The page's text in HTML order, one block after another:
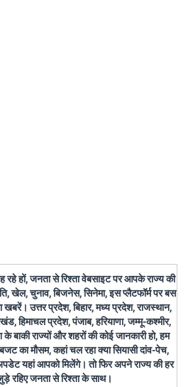
हों, जनता से रिश्ता वेबसाइट पर आपके राज्य की
खेल, चुनाव, बिजनेस, सिनेमा, इस प्लैटफॉर्म पर बस
खबरें। उत्तर प्रदेश, बिहार, मध्य प्रदेश, राजस्थान,
हिमाचल प्रदेश, पंजाब, हरियाणा, जम्मू-कश्मीर,
बाकी राज्यों और शहरों की कोई जानकारी हो, हम
का मौसम, कहां चल रहा क्या सियासी दांव-पेच,
यहां आपको मिलेंगे। तो फिर अपने राज्य की हर
रहिए जनता से रिश्ता के साथ।